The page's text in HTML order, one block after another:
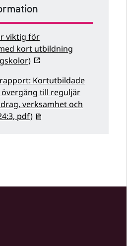
viktig för
kort utbildning
Kortutbildade
till reguljär
verksamhet och
pdf)